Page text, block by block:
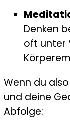
Denken
oft unter
Wenn du
und deine
Abfolge: